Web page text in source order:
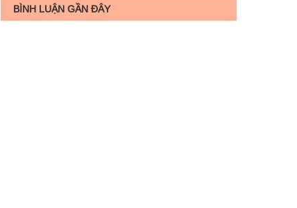
BÌNH LUẬN GẦN ĐÂY